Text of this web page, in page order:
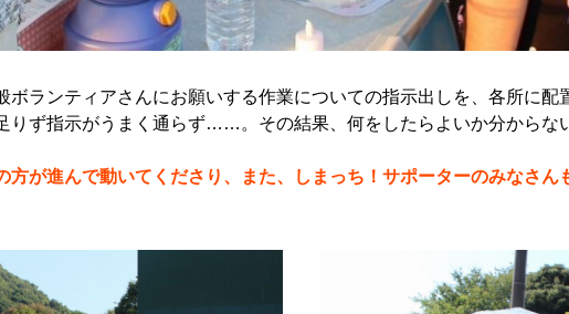
ボランティアさんにお願いする作業についての指示出しを、各所に
りず指示がうまく通らず……。その結果、何をしたらよいか分からな
方が進んで動いてくださり、また、しまっち！サポーターのみなさん